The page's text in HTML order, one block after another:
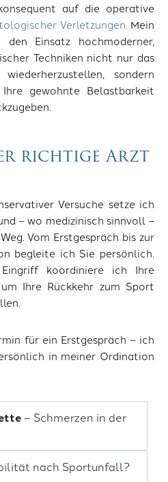
auf die operative
Verletzungen. Mein
Einsatz hochmoderner,
Techniken nicht nur das
sondern
gewohnte Belastbarkeit
richtige Arzt
Versuche setze ich
– wo medizinisch sinnvoll –
Vom Erstgespräch bis zur
begleite ich Sie persönlich.
koordiniere ich Ihre
Ihre Rückkehr zum Sport
für ein Erstgespräch – ich
in meiner Ordination
– Schmerzen in der
nach Sportunfall?